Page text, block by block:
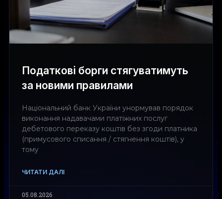
Податкові борги стягуватимуть
за новими правилами
Національний банк України унормував порядок
виконання надавачами платіжних послуг
дебетового переказу коштів без згоди платника
(примусового списання / стягнення коштів), у
тому
ЧИТАТИ ДАЛІ
05.08.2026